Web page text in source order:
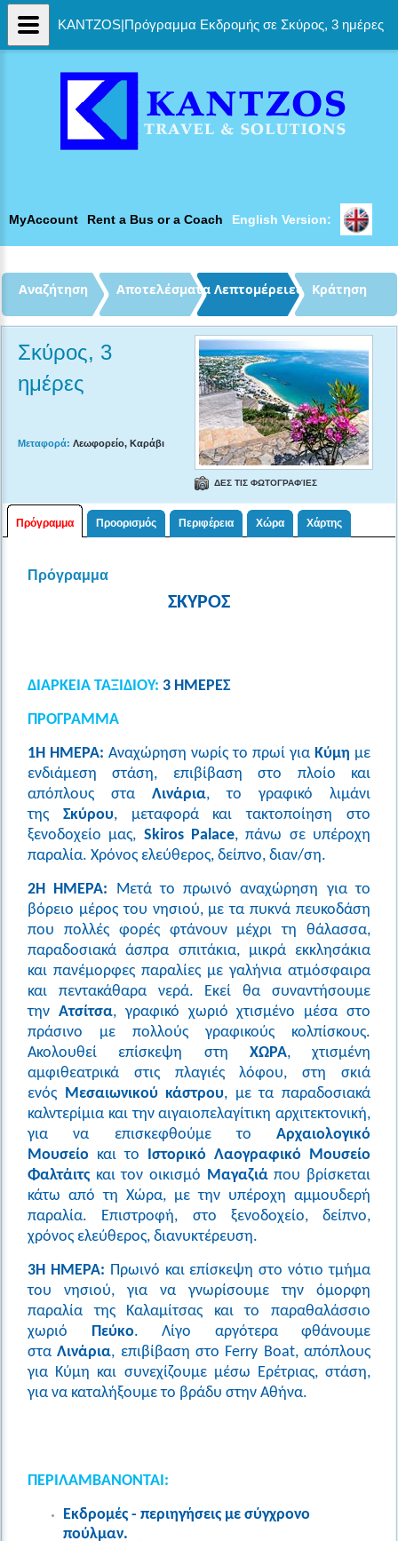
MyAccount Rent a Bus or a Coach English Version:
KANTZOS|Πρόγραμμα Εκδρομής σε Σκύρος, 3 ημέρες